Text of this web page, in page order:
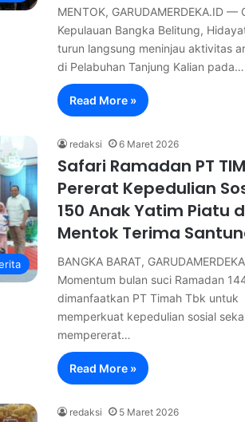
MENTOK, GARUDAMERDEKA.ID —
Kepulauan Bangka Belitung,
turun langsung meninjau aktivitas
di Pelabuhan Tanjung Kalian pada…
Read More »
redaksi 6 Maret 2026
Safari Ramadan PT
Pererat Kepedulian
150 Anak Yatim Piatu
Mentok Terima
BANGKA BARAT,
Momentum bulan suci Ramadan
dimanfaatkan PT Timah Tbk untuk
memperkuat kepedulian sosial
mempererat…
Read More »
redaksi 5 Maret 2026